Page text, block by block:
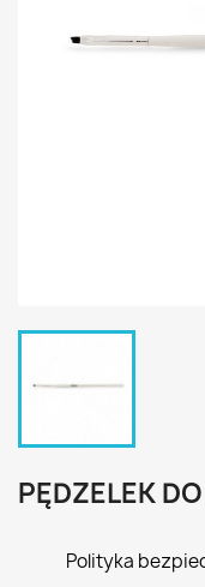
PĘDZELEK
Polityka